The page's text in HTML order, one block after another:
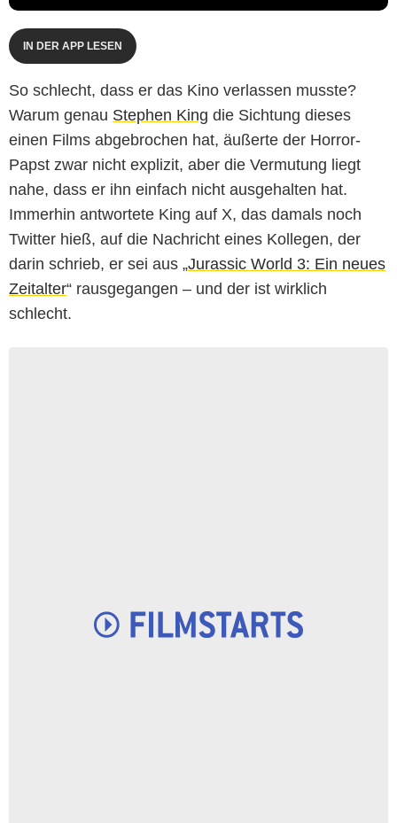
IN DER APP LESEN
So schlecht, dass er das Kino verlassen musste?
Warum genau Stephen King die Sichtung dieses
einen Films abgebrochen hat, äußerte der Horror-
Papst zwar nicht explizit, aber die Vermutung liegt
nahe, dass er ihn einfach nicht ausgehalten hat.
Immerhin antwortete King auf X, das damals noch
Twitter hieß, auf die Nachricht eines Kollegen, der
darin schrieb, er sei aus „Jurassic World 3: Ein neues
Zeitalter“ rausgegangen – und der ist wirklich
schlecht.